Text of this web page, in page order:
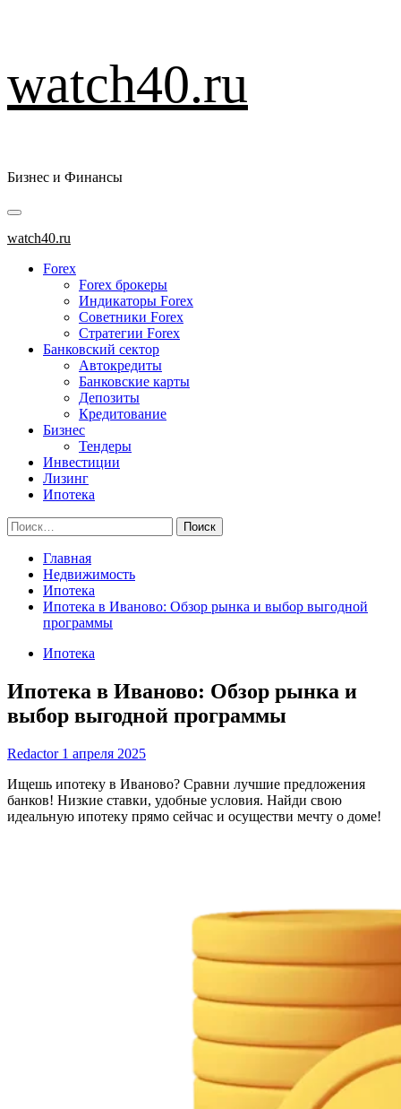
к
содержимому
watch40.ru
Бизнес и Финансы
Основное
меню
watch40.ru
Forex
Forex брокеры
Индикаторы Forex
Советники Forex
Стратегии Forex
Банковский сектор
Автокредиты
Банковские карты
Депозиты
Кредитование
Бизнес
Тендеры
Инвестиции
Лизинг
Ипотека
Найти:
Главная
Недвижимость
Ипотека
Ипотека в Иваново: Обзор рынка и выбор выгодной
программы
Ипотека
Ипотека в Иваново: Обзор рынка и
выбор выгодной программы
Redactor 1 апреля 2025
Ищешь ипотеку в Иваново? Сравни лучшие предложения
банков! Низкие ставки, удобные условия. Найди свою
идеальную ипотеку прямо сейчас и осуществи мечту о доме!